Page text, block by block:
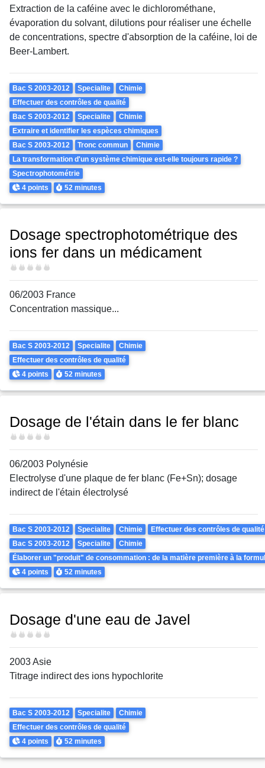
Extraction de la caféine avec le dichlorométhane,
évaporation du solvant, dilutions pour réaliser une échelle
de concentrations, spectre d'absorption de la caféine, loi de
Beer-Lambert.
Theme
Bac S 2003-2012 Specialite
Chimie
Effectuer des contrôles de qualité
Bac S 2003-2012
Specialite
Chimie
Extraire et identifier les espèces chimiques
Bac S 2003-2012
Tronc commun
Chimie
La transformation d'un système chimique est-elle toujours rapide ?
Spectrophotométrie
Points
4 points Durée
52 minutes
Dosage spectrophotométrique des
ions fer dans un médicament
Difficulté
06/2003 France
Concentration massique...
Theme
Bac S 2003-2012 Specialite
Chimie
Effectuer des contrôles de qualité
Points
4 points Durée
52 minutes
Dosage de l'étain dans le fer blanc
Difficulté
06/2003 Polynésie
Electrolyse d'une plaque de fer blanc (Fe+Sn); dosage
indirect de l'étain électrolysé
Theme
Bac S 2003-2012 Specialite Chimie
Effectuer des contrôles de qualité
Bac S 2003-2012
Specialite
Chimie
Élaborer un "produit" de consommation : de la matière première à la
Points
4 points Durée
52 minutes
Dosage d'une eau de Javel
Difficulté
2003 Asie
Titrage indirect des ions hypochlorite
Theme
Bac S 2003-2012 Specialite
Chimie
Effectuer des contrôles de qualité
Points
4 points Durée
52 minutes